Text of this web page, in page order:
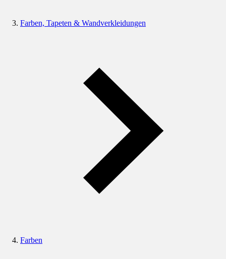
Farben, Tapeten & Wandverkleidungen
Farben